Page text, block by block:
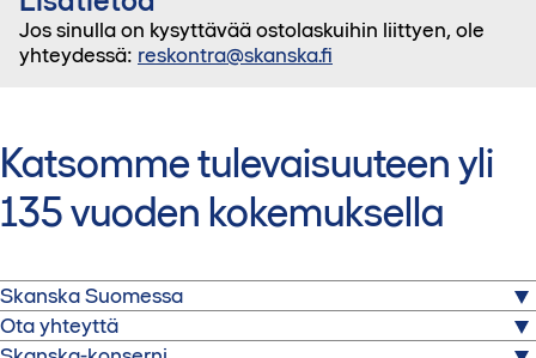
Jos sinulla on kysyttävää ostolaskuihin liittyen, ole
yhteydessä: reskontra@skanska.fi
Katsomme tulevaisuuteen yli
135 vuoden kokemuksella
Skanska Suomessa
Skanska on yksi maailman johtavista rakennus- ja
Ota yhteyttä